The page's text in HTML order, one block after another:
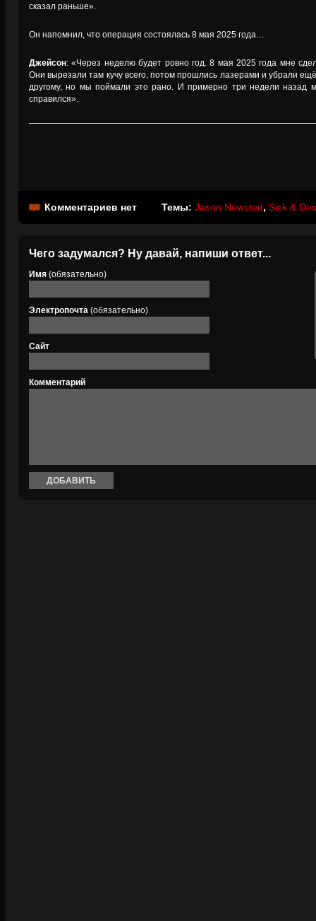
сказал раньше».
Он напомнил, что операция состоялась 8 мая 2025 года…
Джейсон: «Через неделю будет ровно год. 8 мая 2025 года мне
Они вырезали там кучу всего, потом прошлись лазерами и убрали
другому, но мы поймали это рано. И примерно три недели назад
справился».
Комментариев нет Темы: Jason Newsted, Sick &
Чего задумался? Ну давай, напиши ответ...
Имя (обязательно)
Электропочта (обязательно)
Сайт
Комментарий